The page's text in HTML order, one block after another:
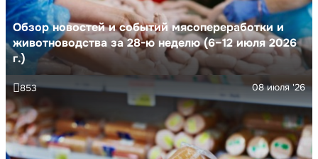
Обзор новостей и событий мясопереработки и
животноводства за 28-ю неделю (6–12 июля 2026
г.)
08 июля '26
853